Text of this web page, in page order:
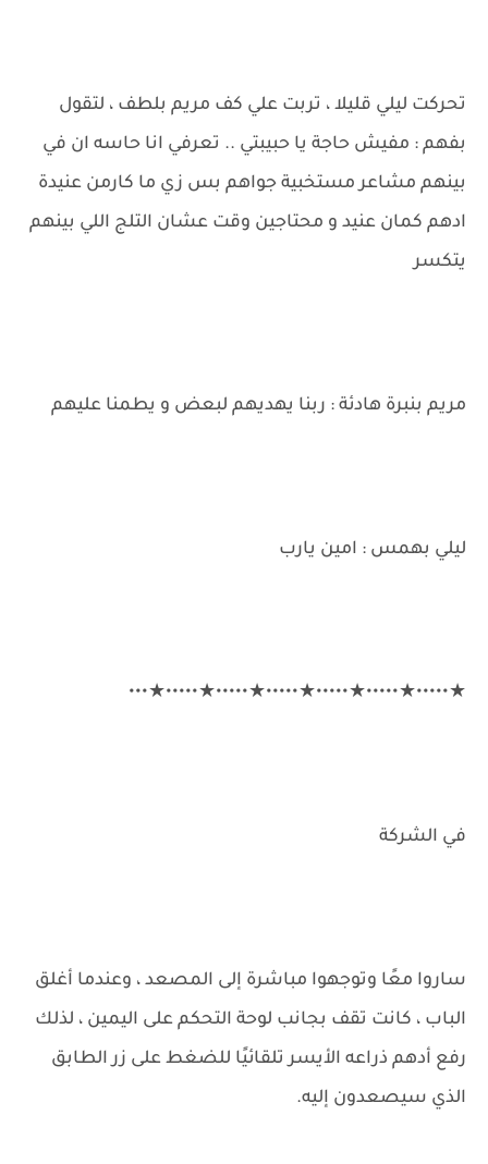
تحركت ليلي قليلا ، تربت علي كف مريم بلطف ، لتقول
بفهم : مفيش حاجة يا حبيبتي .. تعرفي انا حاسه ان في
بينهم مشاعر مستخبية جواهم بس زي ما كارمن عنيدة
ادهم كمان عنيد و محتاجين وقت عشان التلج اللي بينهم
يتكسر
مريم بنبرة هادئة : ربنا يهديهم لبعض و يطمنا عليهم
ليلي بهمس : امين يارب
★•••••★•••••★•••••★•••••★•••••★•••••★•••
في الشركة
ساروا معًا وتوجهوا مباشرة إلى المصعد ، وعندما أغلق
الباب ، كانت تقف بجانب لوحة التحكم على اليمين ، لذلك
رفع أدهم ذراعه الأيسر تلقائيًا للضغط على زر الطابق
الذي سيصعدون إليه.